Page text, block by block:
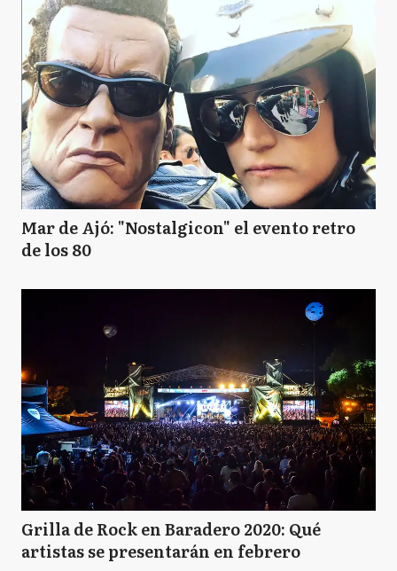
Mar de Ajó: "Nostalgicon" el evento retro
de los 80
Grilla de Rock en Baradero 2020: Qué
artistas se presentarán en febrero